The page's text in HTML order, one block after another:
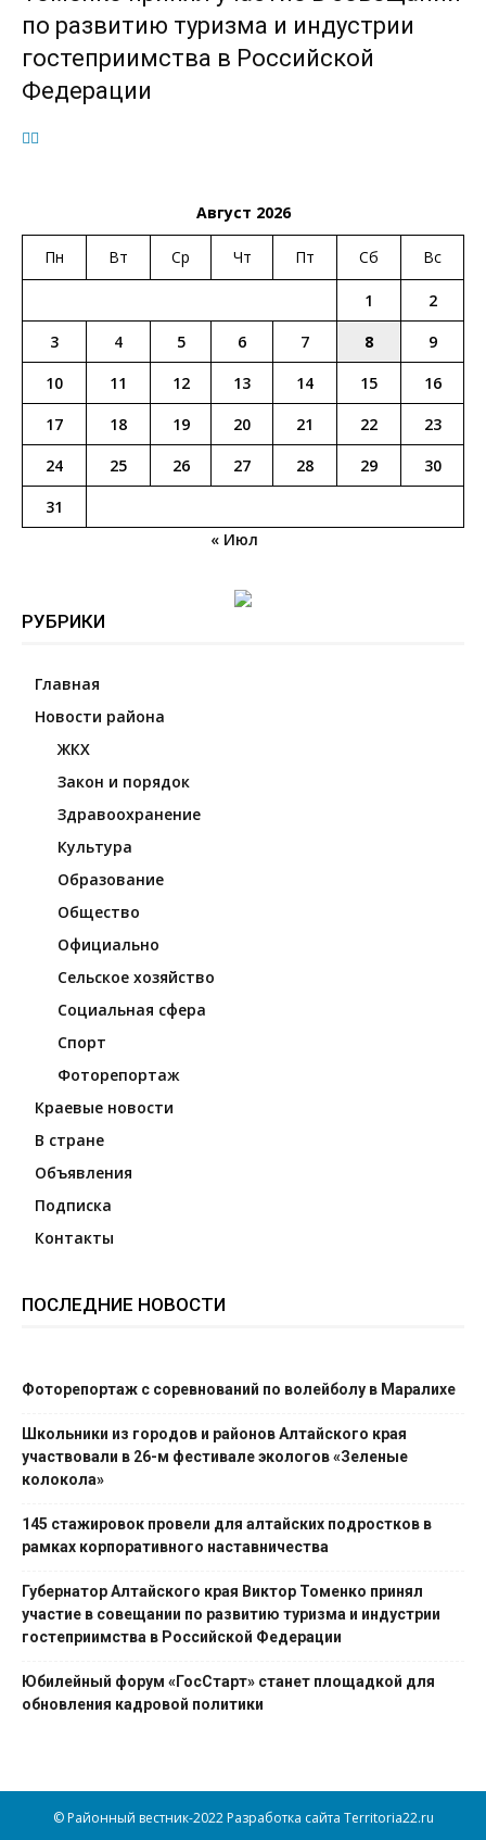
по развитию туризма и индустрии
гостеприимства в Российской
Федерации
Август 2026
Пн Вт Ср Чт Пт Сб Вс
1
2
3
4 5 6 7 8
9
10
11 12 13 14 15
16
17
18 19 20 21 22
23
24
25 26 27 28 29
30
31
« Июл
РУБРИКИ
Главная
Новости района
ЖКХ
Закон и порядок
Здравоохранение
Культура
Образование
Общество
Официально
Сельское хозяйство
Социальная сфера
Спорт
Фоторепортаж
Краевые новости
В стране
Объявления
Подписка
Контакты
ПОСЛЕДНИЕ НОВОСТИ
Фоторепортаж с соревнований по волейболу в Маралихе
Школьники из городов и районов Алтайского края
участвовали в 26-м фестивале экологов «Зеленые
колокола»
145 стажировок провели для алтайских подростков в
рамках корпоративного наставничества
Губернатор Алтайского края Виктор Томенко принял
участие в совещании по развитию туризма и индустрии
гостеприимства в Российской Федерации
Юбилейный форум «ГосСтарт» станет площадкой для
обновления кадровой политики
© Районный вестник-2022 Разработка сайта Territoria22.ru